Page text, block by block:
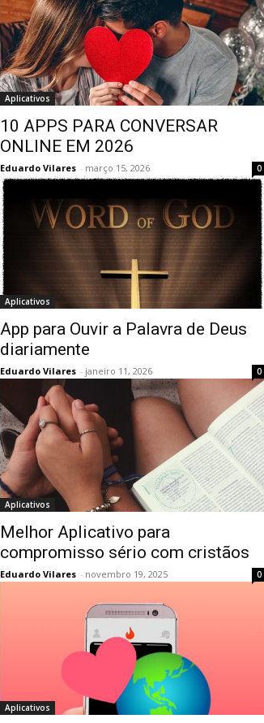
Aplicativos
10 APPS PARA CONVERSAR
ONLINE EM 2026
Eduardo Vilares - março 15, 2026 0
Aplicativos
App para Ouvir a Palavra de Deus
diariamente
Eduardo Vilares - janeiro 11, 2026 0
Aplicativos
Melhor Aplicativo para
compromisso sério com cristãos
Eduardo Vilares - novembro 19, 2025 0
Aplicativos